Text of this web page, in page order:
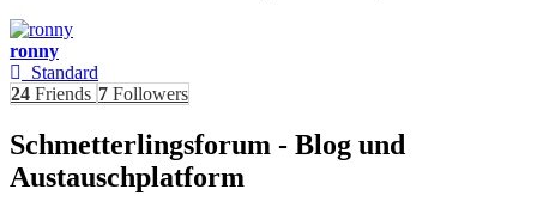
ronny
Standard
24 Friends 7 Followers
Schmetterlingsforum - Blog und
Austauschplatform